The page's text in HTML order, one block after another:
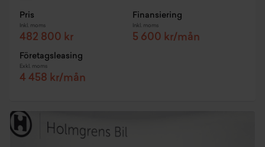
Pris
Inkl. moms
482 800 kr
Finansiering
Inkl. moms
5 600 kr/mån
Företagsleasing
Exkl. moms
4 458 kr/mån